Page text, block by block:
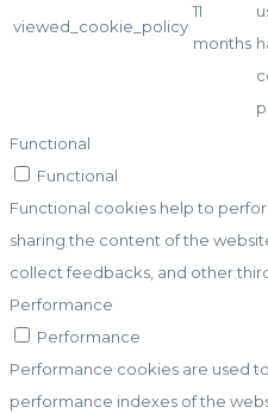
viewed_cookie_policy
11
months
Functional
Functional
Functional cookies help to
sharing the content of the
collect feedbacks, and other
Performance
Performance
Performance cookies are used
performance indexes of the